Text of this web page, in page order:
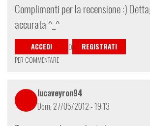
Complimenti per la recensione :)
accurata ^_^
ACCEDI O
REGISTRATI
PER COMMENTARE
lucaveyron94
Dom, 27/05/2012 - 19:13